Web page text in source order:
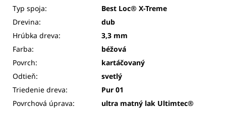
Typ spoja:
Best Loc® X-Treme
Drevina:
dub
Hrúbka dreva:
3,3 mm
Farba:
béžová
Povrch:
kartáčovaný
Odtieň:
svetlý
Triedenie dreva:
Pur 01
Povrchová úprava:
ultra matný lak Ultimtec®